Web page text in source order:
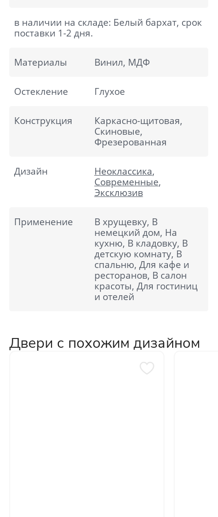
в наличии на складе: Белый бархат, срок
поставки 1-2 дня.
Материалы Винил, МДФ
Остекление Глухое
Конструкция
Каркасно-щитовая,
Скиновые,
Фрезерованная
Дизайн Неоклассика,
Современные,
Эксклюзив
Применение
В хрущевку, В
немецкий дом, На
кухню, В кладовку, В
детскую комнату, В
спальню, Для кафе и
ресторанов, В салон
красоты, Для гостиниц
и отелей
Двери с похожим дизайном